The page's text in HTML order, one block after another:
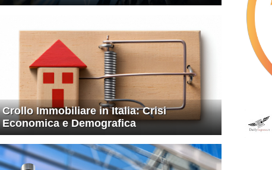
Crollo Immobiliare in Italia: Crisi
Economica e Demografica